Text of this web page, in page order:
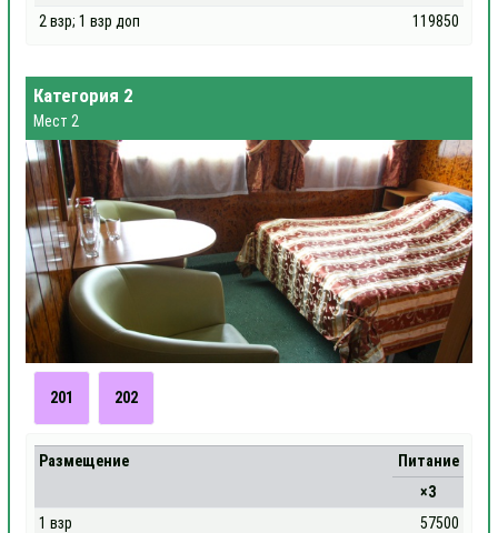
2 взр; 1 взр доп
119850
Категория 2
Мест 2
201 202
Размещение
Питание
×3
1 взр
57500